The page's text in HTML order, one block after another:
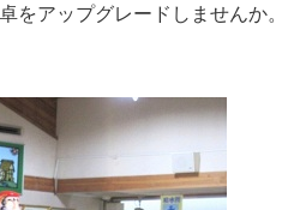
をアップグレードしませんか。